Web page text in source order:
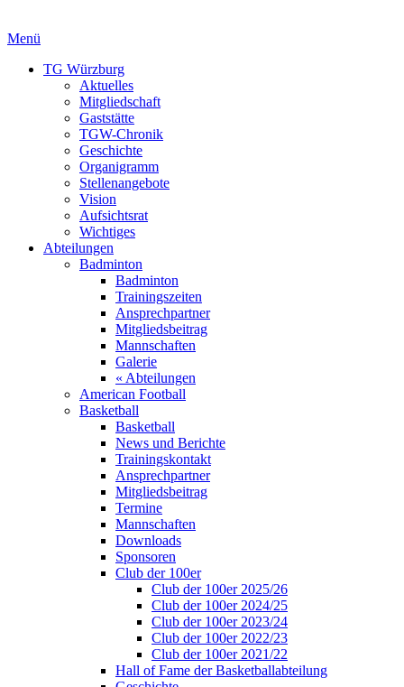
Menü
TG Würzburg
Aktuelles
Mitgliedschaft
Gaststätte
TGW-Chronik
Geschichte
Organigramm
Stellenangebote
Vision
Aufsichtsrat
Wichtiges
Abteilungen
Badminton
Badminton
Trainingszeiten
Ansprechpartner
Mitgliedsbeitrag
Mannschaften
Galerie
« Abteilungen
American Football
Basketball
Basketball
News und Berichte
Trainingskontakt
Ansprechpartner
Mitgliedsbeitrag
Termine
Mannschaften
Downloads
Sponsoren
Club der 100er
Club der 100er 2025/26
Club der 100er 2024/25
Club der 100er 2023/24
Club der 100er 2022/23
Club der 100er 2021/22
Hall of Fame der Basketballabteilung